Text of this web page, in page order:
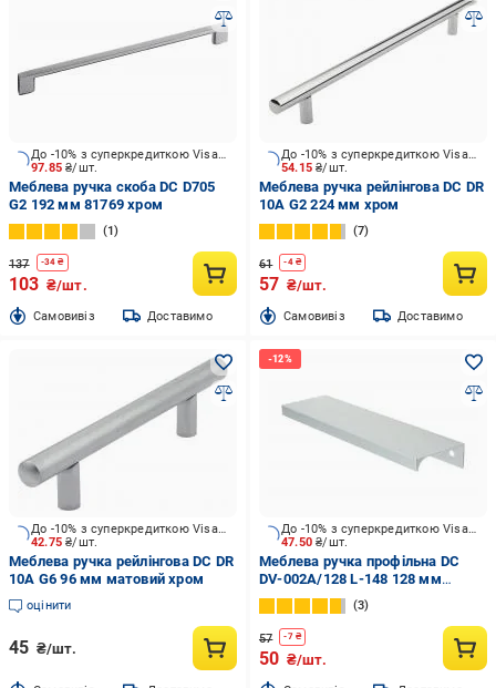
97.85₴/шт.
До -10% з суперкредиткою Visa Вигода
Меблева ручка скоба DC D705
G2 192 мм 81769 хром
1
137 -34 ₴
103 ₴/шт.
Cамовивіз Доставимо
54.15₴/шт.
До -10% з суперкредиткою Visa Вигода
Меблева ручка рейлінгова DC DR
10А G2 224 мм хром
7
61 -4₴
57 ₴/шт.
Cамовивіз Доставимо
42.75₴/шт.
До -10% з суперкредиткою Visa Вигода
Меблева ручка рейлінгова DC DR
10A G6 96 мм матовий хром
оцінити
45 ₴/шт.
47.50₴/шт.
До -10% з суперкредиткою Visa Вигода
Меблева ручка профільна DC
DV-002A/128 L-148 128 мм
алюміній
3
57 -7₴
50 ₴/шт.